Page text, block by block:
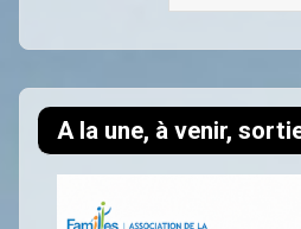
A la une, à venir,